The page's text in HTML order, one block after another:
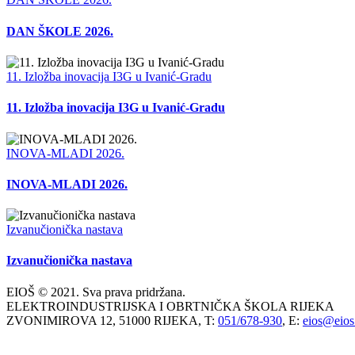
DAN ŠKOLE 2026.
11. Izložba inovacija I3G u Ivanić-Gradu
11. Izložba inovacija I3G u Ivanić-Gradu
INOVA-MLADI 2026.
INOVA-MLADI 2026.
Izvanučionička nastava
Izvanučionička nastava
EIOŠ © 2021. Sva prava pridržana.
ELEKTROINDUSTRIJSKA I OBRTNIČKA ŠKOLA RIJEKA
ZVONIMIROVA 12, 51000 RIJEKA, T: 051/678-930, E: